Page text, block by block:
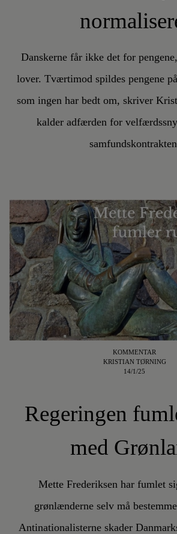
Danskerne får ikke det for
lover. Tværtimod spildes pengene
som ingen har bedt om, skriver
kalder adfærden for
KOMMENTAR
KRISTIAN TØRNING
14/1/25
Regeringen
med
Mette Frederiksen har fumlet
grønlænderne selv må
Antinationalisterne skader